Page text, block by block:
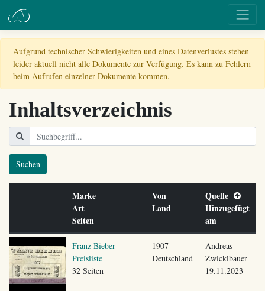
Aufgrund technischer Schwierigkeiten und eines Datenverlustes stehen
leider aktuell nicht alle Dokumente zur Verfügung. Es kann zu Fehlern
beim Aufrufen einzelner Dokumente kommen.
Inhaltsverzeichnis
Suchen
Marke
Art
Seiten
Von
Land
Quelle
Hinzugefügt
am
Franz Bieber
Preisliste
32 Seiten
1907
Deutschland
Andreas
Zwicklbauer
19.11.2023